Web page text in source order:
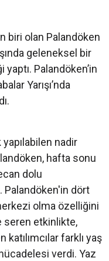
biri olan Palandöken
geleneksel bir
Palandöken’in
Yarışı’nda
nadir
hafta sonu
dolu
Palandöken'in dört
olma özelliğini
seren etkinlikte,
farklı yaş
verdi. Yaz